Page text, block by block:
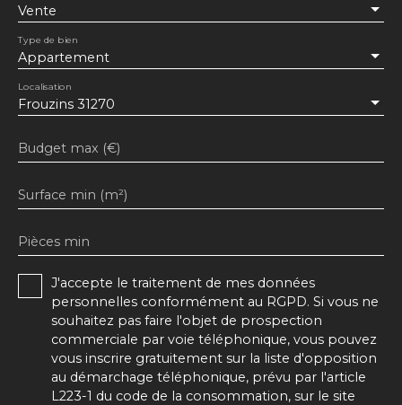
Vente
Appartement
Type de bien
Frouzins 31270
Localisation
Budget max (€)
Surface min (m²)
Pièces min
J'accepte le traitement de mes données
personnelles conformément au RGPD. Si vous ne
souhaitez pas faire l'objet de prospection
commerciale par voie téléphonique, vous pouvez
vous inscrire gratuitement sur la liste d'opposition
au démarchage téléphonique, prévu par l'article
L223-1 du code de la consommation, sur le site